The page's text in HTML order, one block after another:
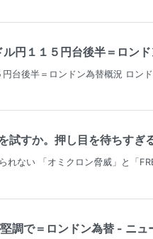
円１１５円台後半＝ロン
台後半＝ロンドン為替概況 ロン
すか。押し目を待ちすぎ
れない 「オミクロン脅威」と「
調で＝ロンドン為替 - ニ